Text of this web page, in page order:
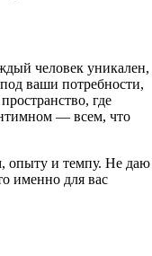
человек уникален,
ваши потребности,
где
— всем, что
опыту и темпу. Не даю
именно для вас